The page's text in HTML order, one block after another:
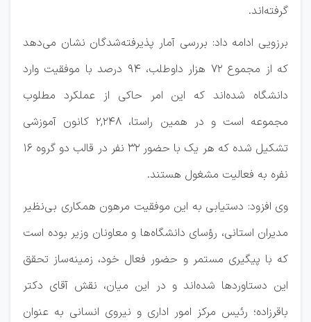
گرفته‌اند.
برزویی ادامه داد: بررسی آمار پذیرفته‌شدگان نشان می‌دهد
که از مجموع ۷۲ هزار داوطلب، ۹۴ درصد با موفقیت وارد
دانشگاه شده‌اند که این امر حاکی از عملکرد مطلوب
مجموعه است و در همین راستا، ۲,۲۴۸ کانون آموزشی
تشکیل شده که هر یک با حضور ۳۲ نفر در قالب دو گروه ۱۶
نفره به فعالیت مشغول هستند.
وی افزود: دستیابی به این موفقیت مرهون همکاری بی‌نظیر
مدیران استانی، رؤسای دانشگاه‌ها و معاونان وزیر بوده است
که با پیگیری مستمر و حضور فعال خود، زمینه‌ساز تحقق
این دستاوردها شده‌اند و در این میان، نقش آقای دکتر
باقرزاده؛ رئیس مرکز امور اداری و نیروی انسانی به عنوان